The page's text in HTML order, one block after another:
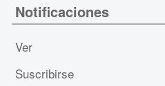
Notificaciones
Ver
Suscribirse